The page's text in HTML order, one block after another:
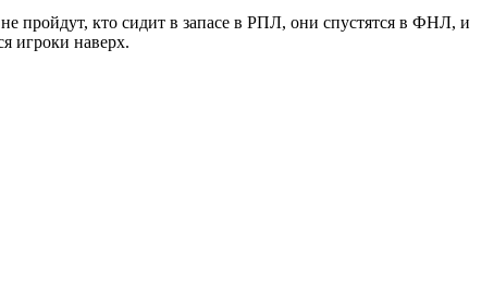
пройдут, кто сидит в запасе в РПЛ, они спустятся в ФНЛ, и
игроки наверх.